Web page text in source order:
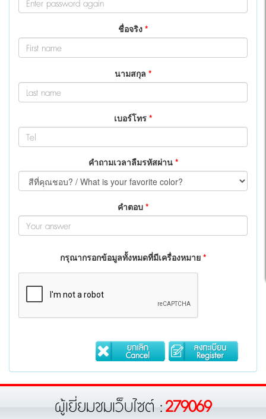
ชื่อจริง *
นามสกุล *
เบอร์โทร *
คำถามเวลาลืมรหัสผ่าน*
คำตอบ *
กรุณากรอกข้อมูลทั้งหมดที่มีเครื่องหมาย *
ผู้เยี่ยมชมเว็บไซต์ :279069